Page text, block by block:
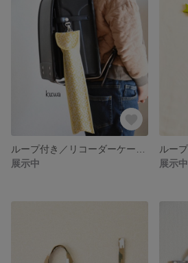
展示中
展示中